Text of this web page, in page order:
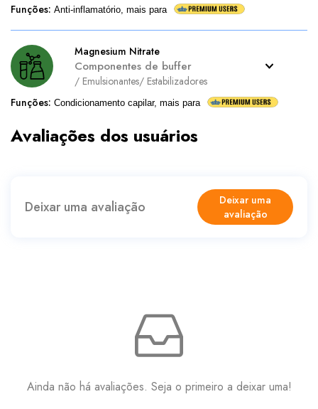
Funções: Anti-inflamatório, mais para
Magnesium Nitrate
Componentes de buffer
/ Emulsionantes/ Estabilizadores
Funções: Condicionamento capilar, mais para
Avaliações dos usuários
Deixar uma avaliação
Deixar uma
avaliação
Ainda não há avaliações. Seja o primeiro a deixar uma!